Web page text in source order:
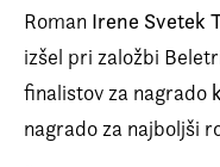
Akcije
O nas
Roman Irene Svetek
izšel pri založbi
finalistov za nagrado
nagrado za najboljši